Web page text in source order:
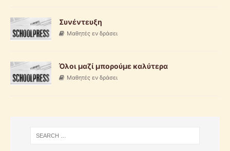
Συνέντευξη
Μαθητές εν δράσει
Όλοι μαζί μπορούμε καλύτερα
Μαθητές εν δράσει